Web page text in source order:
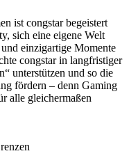
ist congstar begeistert
sich eine eigene Welt
einzigartige Momente
congstar in langfristiger
unterstützen und so die
fördern – denn Gaming
alle gleichermaßen